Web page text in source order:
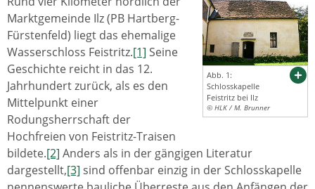
Abb. 1:
Schlosskapelle
Feistritz bei Ilz
© HLK / M. Brunner
Marktgemeinde Ilz (PB Hartberg-
Fürstenfeld) liegt das ehemalige
Wasserschloss Feistritz.[1] Seine
Geschichte reicht in das 12.
Jahrhundert zurück, als es den
Mittelpunkt einer
Rodungsherrschaft der
Hochfreien von Feistritz-Traisen
bildete.[2] Anders als in der gängigen Literatur
dargestellt,[3] sind offenbar einzig in der Schlosskapelle